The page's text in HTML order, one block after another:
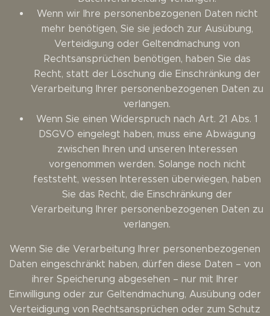
Wenn wir Ihre personenbezogenen Daten nicht
mehr benötigen, Sie sie jedoch zur Ausübung,
Verteidigung oder Geltendmachung von
Rechtsansprüchen benötigen, haben Sie das
Recht, statt der Löschung die Einschränkung der
Verarbeitung Ihrer personenbezogenen Daten zu
verlangen.
Wenn Sie einen Widerspruch nach Art. 21 Abs. 1
DSGVO eingelegt haben, muss eine Abwägung
zwischen Ihren und unseren Interessen
vorgenommen werden. Solange noch nicht
feststeht, wessen Interessen überwiegen, haben
Sie das Recht, die Einschränkung der
Verarbeitung Ihrer personenbezogenen Daten zu
verlangen.
Wenn Sie die Verarbeitung Ihrer personenbezogenen
Daten eingeschränkt haben, dürfen diese Daten – von
ihrer Speicherung abgesehen – nur mit Ihrer
Einwilligung oder zur Geltendmachung, Ausübung oder
Verteidigung von Rechtsansprüchen oder zum Schutz